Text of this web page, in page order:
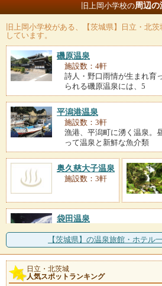
旧上岡小学校の周辺の
旧上岡小学校がある、【茨城県】日立・北
しています。
磯原温泉
施設数：4軒
詩人・野口雨情が生まれ育
られる磯原温泉には、5
平潟港温泉
施設数：3軒
漁港、平潟町に湧く温泉。
って温泉と新鮮な魚介類
奥久慈大子温泉
施設数：3軒
袋田温泉
久慈川の支流、滝川沿いに
なお湯は、疲れを癒し、
【茨城県】の温泉旅館・ホテル
日立・北茨城
人気スポットランキング